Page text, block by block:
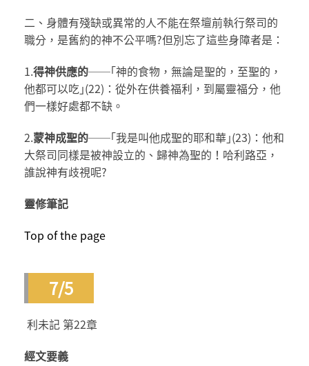
二、身體有殘缺或異常的人不能在祭壇前執行祭司的
職分，是舊約的神不公平嗎?但別忘了這些身障者是：
1.得神供應的──｢神的食物，無論是聖的，至聖的，
他都可以吃｣(22)：從外在供養福利，到屬靈福分，他
們一樣好處都不缺。
2.蒙神成聖的──｢我是叫他成聖的耶和華｣(23)：他和
大祭司同樣是被神設立的、歸神為聖的！哈利路亞，
誰說神有歧視呢?
靈修筆記
Top of the page
7/5
利未記 第22章
經文要義